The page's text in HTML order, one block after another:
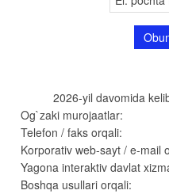
2026-yil davomida
Og`zaki murojaatlar:
Telefon / faks orqali:
Korporativ web-sayt / e-mail
Yagona interaktiv davlat
Boshqa usullari orqali: